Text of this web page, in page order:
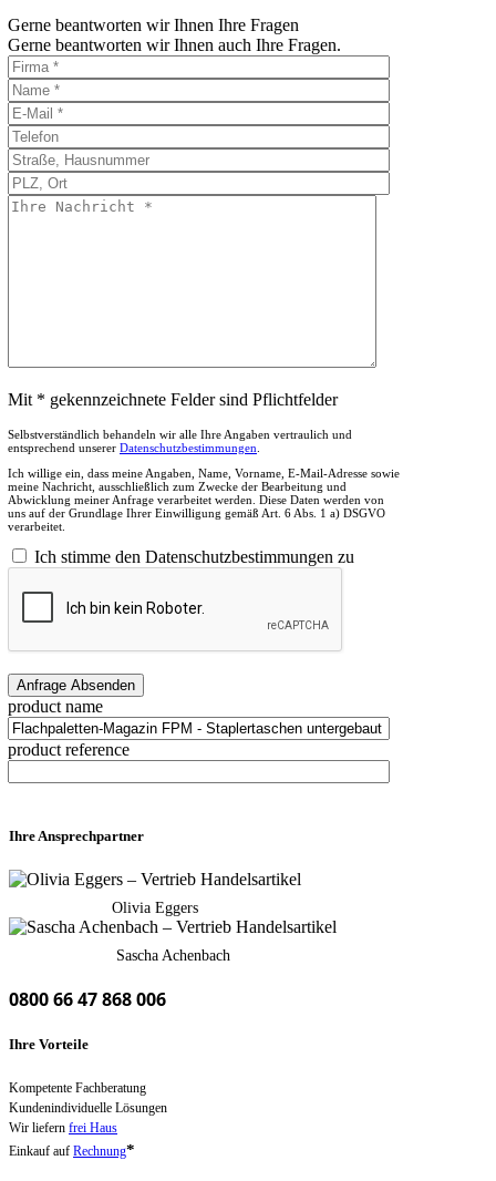
Gerne beantworten wir Ihnen Ihre Fragen
Gerne beantworten wir Ihnen auch Ihre Fragen.
Mit * gekennzeichnete Felder sind Pflichtfelder
Selbstverständlich behandeln wir alle Ihre Angaben vertraulich und
entsprechend unserer Datenschutzbestimmungen
Ich willige ein, dass meine Angaben, Name, Vorname, E-Mail-Adresse sowie
meine Nachricht, ausschließlich zum Zwecke der Bearbeitung und
Abwicklung meiner Anfrage verarbeitet werden. Diese Daten werden von
uns auf der Grundlage Ihrer Einwilligung gemäß Art. 6 Abs. 1 a) DSGVO
verarbeitet.
Ich stimme den Datenschutzbestimmungen zu
product name
product reference
Ihre Ansprechpartner
Olivia Eggers
Sascha Achenbach
0800 66 47 868 006
Ihre Vorteile
Kompetente Fachberatung
Kundenindividuelle Lösungen
Wir liefern frei Haus
Einkauf auf Rechnung*